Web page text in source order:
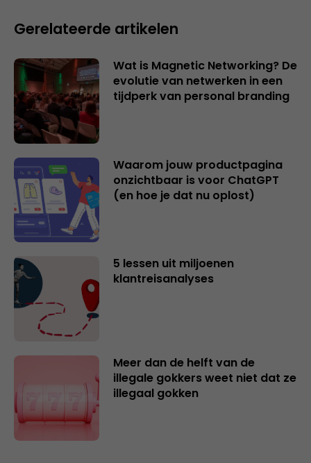
Gerelateerde artikelen
Wat is Magnetic Networking? De
evolutie van netwerken in een
tijdperk van personal branding
Waarom jouw productpagina
onzichtbaar is voor ChatGPT
(en hoe je dat nu oplost)
5 lessen uit miljoenen
klantreisanalyses
Meer dan de helft van de
illegale gokkers weet niet dat ze
illegaal gokken